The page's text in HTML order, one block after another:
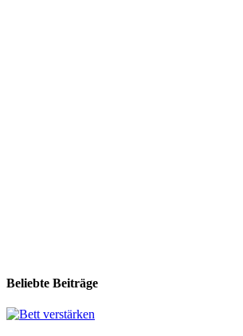
Beliebte Beiträge